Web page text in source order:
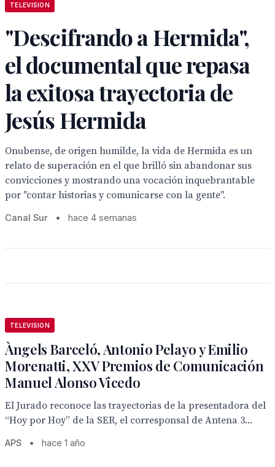
TELEVISION
"Descifrando a Hermida",
el documental que repasa
la exitosa trayectoria de
Jesús Hermida
Onubense, de origen humilde, la vida de Hermida es un
relato de superación en el que brilló sin abandonar sus
convicciones y mostrando una vocación inquebrantable
por "contar historias y comunicarse con la gente".
Canal Sur • hace 4 semanas
TELEVISION
Àngels Barceló, Antonio Pelayo y Emilio
Morenatti, XXV Premios de Comunicación
Manuel Alonso Vicedo
El Jurado reconoce las trayectorias de la presentadora del
“Hoy por Hoy” de la SER, el corresponsal de Antena 3...
APS • hace 1 año